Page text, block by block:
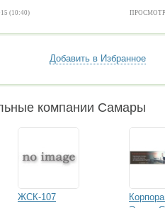
(10:40)
Добавить в Избранное
компании Самары
ЖСК-107